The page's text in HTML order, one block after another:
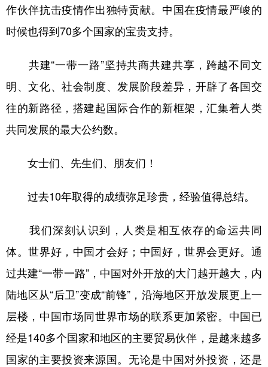
作伙伴抗击疫情作出独特贡献。中国在疫情最严峻的
时候也得到70多个国家的宝贵支持。
共建“一带一路”坚持共商共建共享，跨越不同文
明、文化、社会制度、发展阶段差异，开辟了各国交
往的新路径，搭建起国际合作的新框架，汇集着人类
共同发展的最大公约数。
女士们、先生们、朋友们！
过去10年取得的成绩弥足珍贵，经验值得总结。
我们深刻认识到，人类是相互依存的命运共同
体。世界好，中国才会好；中国好，世界会更好。通
过共建“一带一路”，中国对外开放的大门越开越大，内
陆地区从“后卫”变成“前锋”，沿海地区开放发展更上一
层楼，中国市场同世界市场的联系更加紧密。中国已
经是140多个国家和地区的主要贸易伙伴，是越来越多
国家的主要投资来源国。无论是中国对外投资，还是